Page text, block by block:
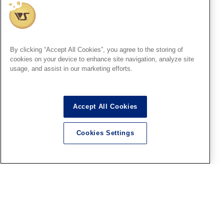
広島SR
広島ショールームからファレ
ホペイントコンテスト7結果発
2026.08.06
広島SR
【ファレホコン】広島ショー
By clicking “Accept All Cookies”, you agree to the storing of
cookies on your device to enhance site navigation, analyze site
usage, and assist in our marketing efforts.
Accept All Cookies
Cookies Settings